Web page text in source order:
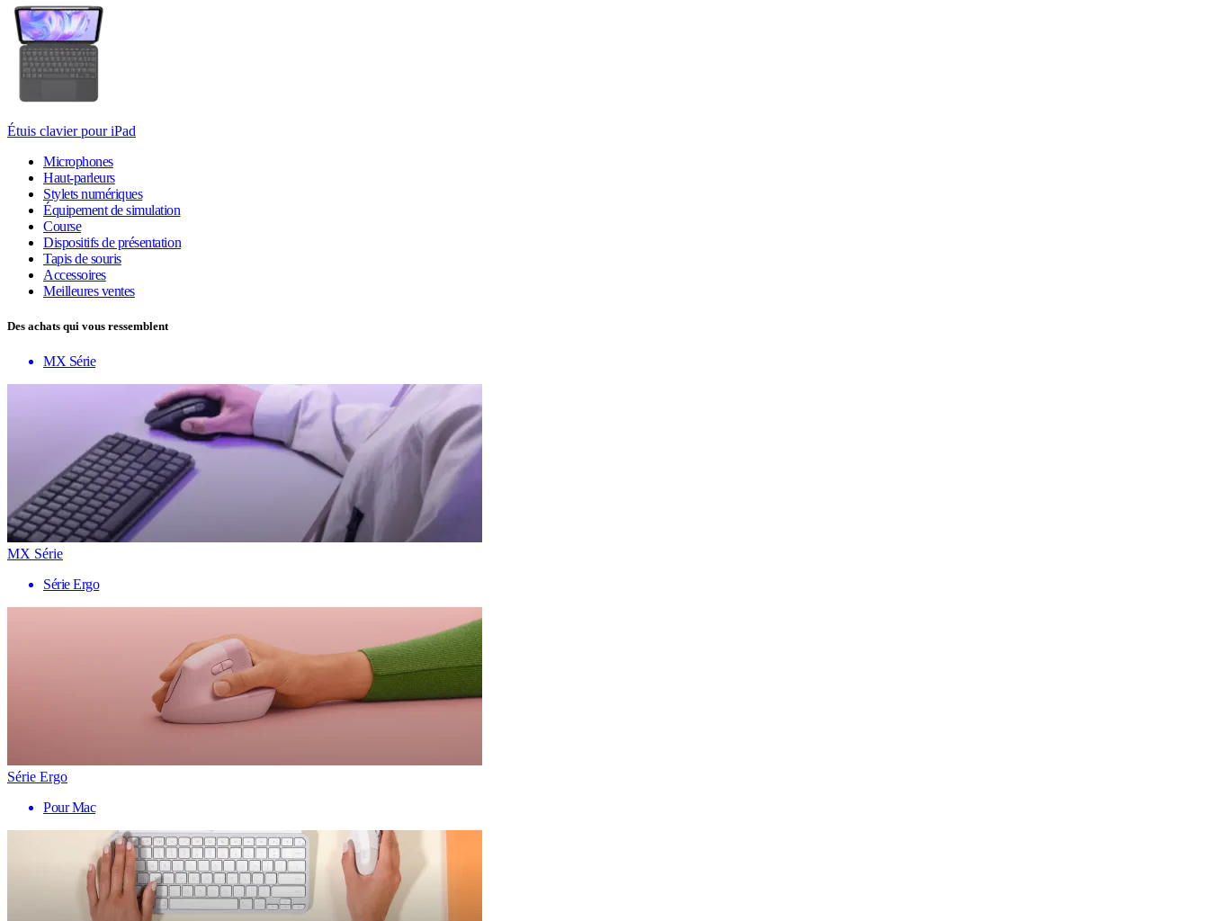
Étuis clavier pour iPad
Microphones
Haut-parleurs
Stylets numériques
Équipement de simulation
Course
Dispositifs de présentation
Tapis de souris
Accessoires
Meilleures ventes
Des achats qui vous ressemblent
MX Série
MX Série
Série Ergo
Série Ergo
Pour Mac